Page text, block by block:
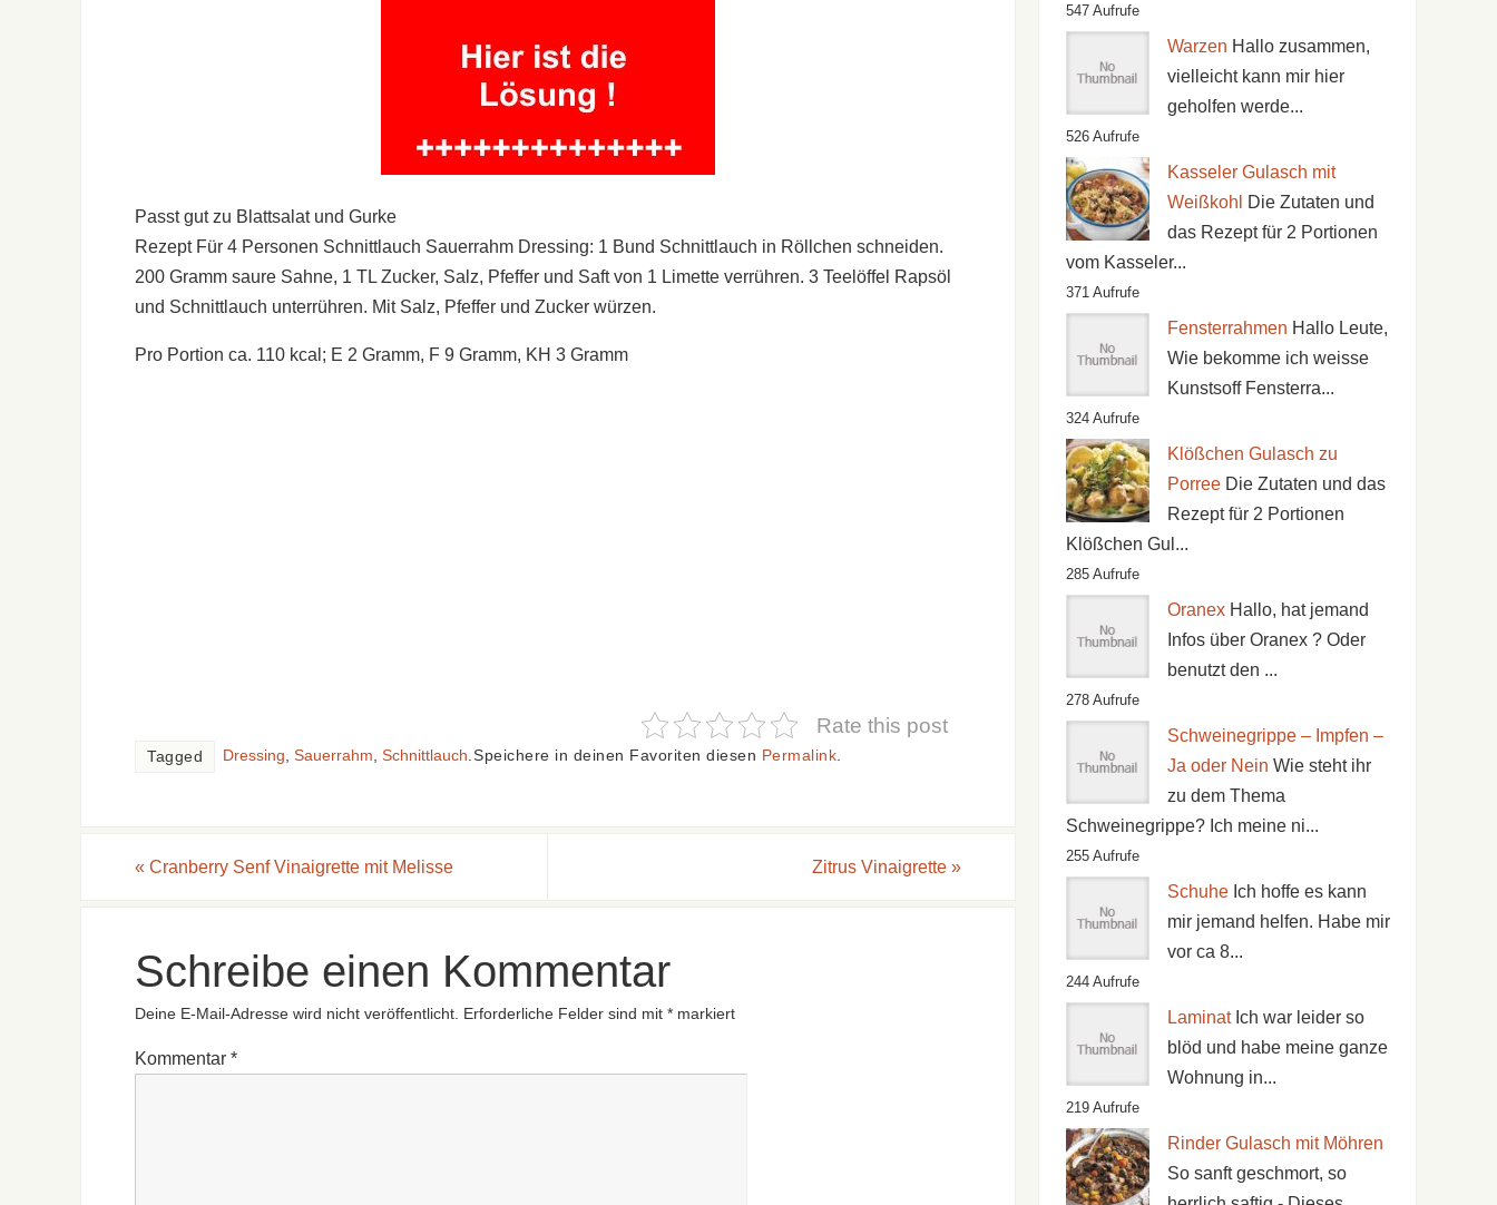
Passt gut zu Blattsalat und Gurke
Rezept Für 4 Personen Schnittlauch Sauerrahm Dressing: 1 Bund Schnittlauch in Röllchen schneiden.
200 Gramm saure Sahne, 1 TL Zucker, Salz, Pfeffer und Saft von 1 Limette verrühren. 3 Teelöffel Rapsöl
und Schnittlauch unterrühren. Mit Salz, Pfeffer und Zucker würzen.
Pro Portion ca. 110 kcal; E 2 Gramm, F 9 Gramm, KH 3 Gramm
Rate this post
Tagged Dressing Sauerrahm Schnittlauch Speichere in deinen Favoriten diesen Permalink
« Cranberry Senf Vinaigrette mit Melisse Zitrus Vinaigrette »
Schreibe einen Kommentar
Deine E-Mail-Adresse wird nicht veröffentlicht. Erforderliche Felder sind mit * markiert
Kommentar *
547 Aufrufe
Warzen Hallo zusammen,
vielleicht kann mir hier
geholfen werde...
526 Aufrufe
Kasseler Gulasch mit
Weißkohl
Die Zutaten und
das Rezept für 2 Portionen
vom Kasseler...
371 Aufrufe
Fensterrahmen Hallo Leute,
Wie bekomme ich weisse
Kunstsoff Fensterra...
324 Aufrufe
Klößchen Gulasch zu
Porree Die Zutaten und das
Rezept für 2 Portionen
Klößchen Gul...
285 Aufrufe
Oranex Hallo, hat jemand
Infos über Oranex ? Oder
benutzt den ...
278 Aufrufe
Schweinegrippe – Impfen –
Ja oder Nein Wie steht ihr
zu dem Thema
Schweinegrippe? Ich meine ni...
255 Aufrufe
Schuhe Ich hoffe es kann
mir jemand helfen. Habe mir
vor ca 8...
244 Aufrufe
Laminat Ich war leider so
blöd und habe meine ganze
Wohnung in...
219 Aufrufe
Rinder Gulasch mit Möhren
So sanft geschmort, so